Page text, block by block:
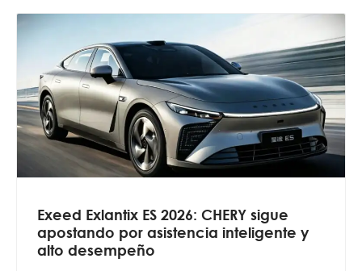
Exeed Exlantix ES 2026: CHERY sigue
apostando por asistencia inteligente y
alto desempeño